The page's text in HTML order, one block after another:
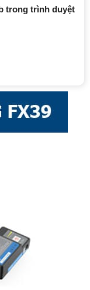
trong trình duyệt